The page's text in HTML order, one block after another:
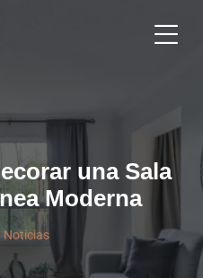
una Sala
Moderna
Noticias